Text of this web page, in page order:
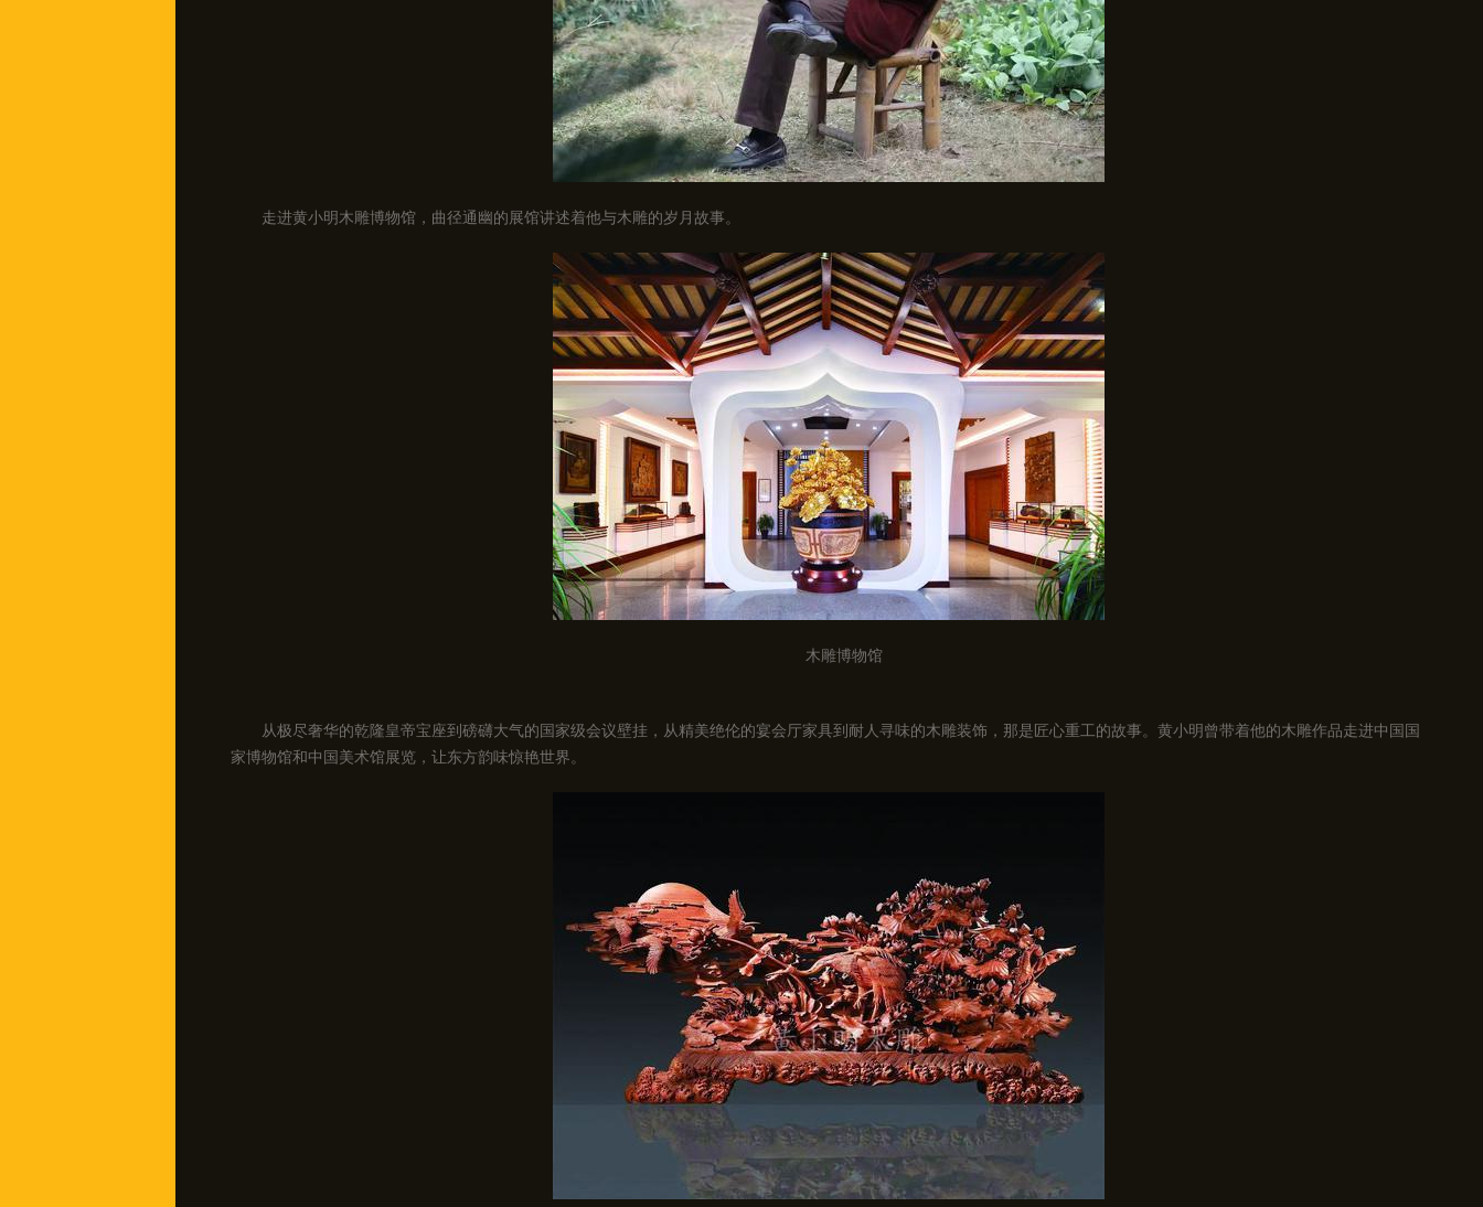
走进黄小明木雕博物馆，曲径通幽的展馆讲述着他与木雕的岁月故事。
木雕博物馆
从极尽奢华的乾隆皇帝宝座到磅礴大气的国家级会议壁挂，从精美绝伦的宴会厅家具到耐人寻味的木雕装饰，那是匠心重工的故事。黄小明曾带着他的木雕作品走进中国国
家博物馆和中国美术馆展览，让东方韵味惊艳世界。